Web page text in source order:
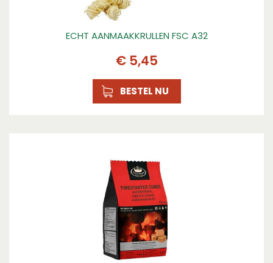
ECHT AANMAAKKRULLEN FSC A32
€ 5,45
BESTEL NU